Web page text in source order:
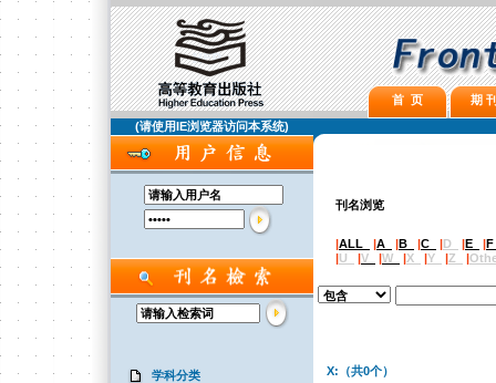
首 页 期
(请使用IE浏览器访问本系统)
学科分类
刊名浏览
|ALL |A |B |C |D |E |
|U |V |W |X |Y |Z |
X:（共0个）